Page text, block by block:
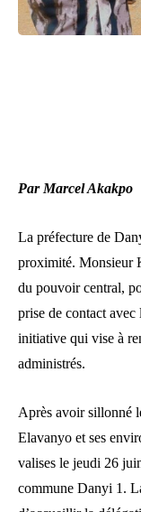
Par Marcel Akakpo
La préfecture de
proximité. Monsieur
du pouvoir central,
prise de contact
initiative qui vise à
administrés.
Après avoir sillonné
Elavanyo et ses
valises le jeudi 26
commune Danyi 1.